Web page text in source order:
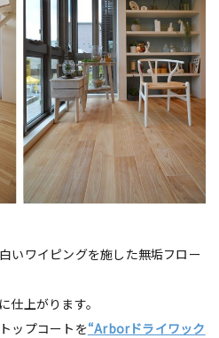
いワイピングを施した無垢フロー
仕上がります。
ップコートを“Arborドライワック